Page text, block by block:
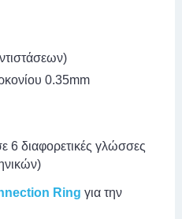
0.35mm
6 διαφορετικές γλώσσες
Ring για την